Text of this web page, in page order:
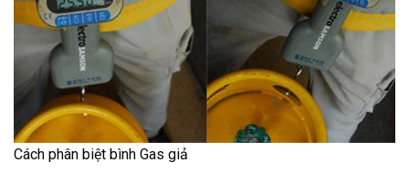
Cách phân biệt bình Gas giả